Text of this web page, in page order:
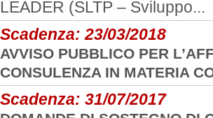
LEADER (SLTP – Sviluppo...
Scadenza: 23/03/2018
AVVISO PUBBLICO PER
CONSULENZA IN MATERIA
Scadenza: 31/07/2017